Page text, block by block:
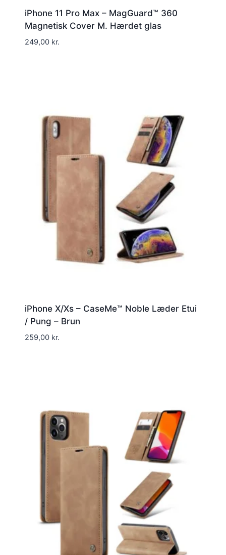
iPhone 11 Pro Max – MagGuard™ 360
Magnetisk Cover M. Hærdet glas
249,00 kr.
iPhone X/Xs – CaseMe™ Noble Læder Etui
/ Pung – Brun
259,00 kr.